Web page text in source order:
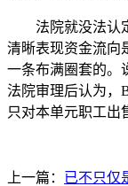
法院就没法认定
清晰表现资金流向
一条布满圈套的。
法院审理后认为，
只对本单元职工出
上一篇： 已不只仅